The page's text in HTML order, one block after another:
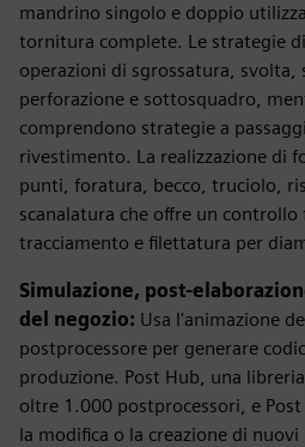
mandrino singolo e doppio
tornitura complete. Le strategie
operazioni di sgrossatura,
perforazione e sottosquadro,
comprendono strategie a
rivestimento. La realizzazione di
punti, foratura, becco, truciolo,
scanalatura che offre un
tracciamento e filettatura per
Simulazione, post-
del negozio: Usa l'animazione
postprocessore per generare
produzione. Post Hub, una
oltre 1.000 postprocessori, e
la modifica o la creazione di